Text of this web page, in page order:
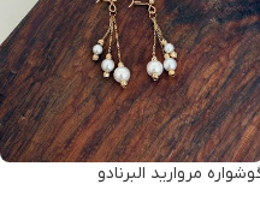
مروارید البرنادو